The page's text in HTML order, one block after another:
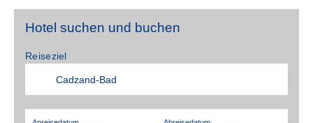
Hotel suchen und buchen
Reiseziel